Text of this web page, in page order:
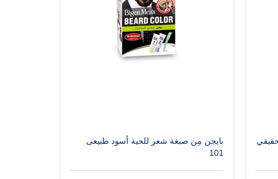
بايجن مِن صبغة شعر للحية أسود طبيعى
101